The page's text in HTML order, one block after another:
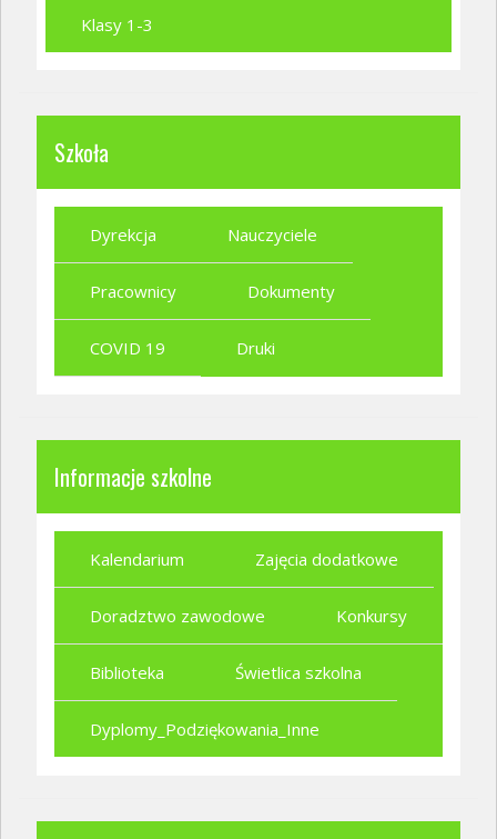
Klasy 1-3
Szkoła
Dyrekcja Nauczyciele
Pracownicy Dokumenty
COVID 19 Druki
Informacje szkolne
Kalendarium Zajęcia dodatkowe
Doradztwo zawodowe Konkursy
Biblioteka Świetlica szkolna
Dyplomy_Podziękowania_Inne